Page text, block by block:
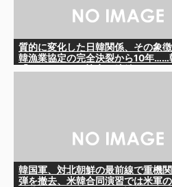
質的に変化した日韓関係、その象
韓漁業協定の完全決裂から10年……
韓国軍、対北朝鮮の最前線で重機
弾を撤去、米韓合同演習では米軍